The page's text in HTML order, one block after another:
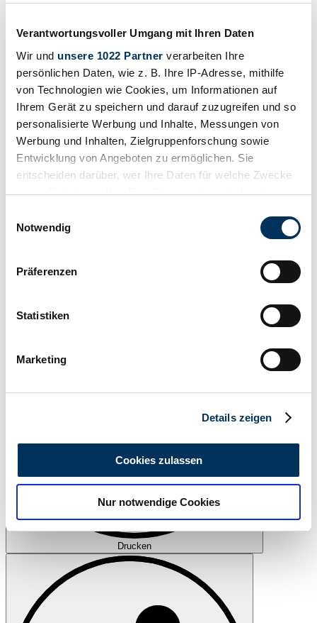
Verantwortungsvoller Umgang mit Ihren Daten
Wir und unsere 1022 Partner verarbeiten Ihre
persönlichen Daten, wie z. B. Ihre IP-Adresse, mithilfe
von Technologien wie Cookies, um Informationen auf
Ihrem Gerät zu speichern und darauf zuzugreifen und so
personalisierte Werbung und Inhalte, Messungen von
Werbung und Inhalten, Zielgruppenforschung sowie
Entwicklung von Angeboten zu ermöglichen. Sie
entscheiden darüber, wer Ihre Daten für welche Zwecke
nutzt. Sie können Ihre Einwilligung jederzeit über die
Trigger Symbol ändern oder widerrufen
Informationen über Ihre geografische Lage
können
bestimmten Merkmalen (Fingerprinting) identifizieren
Erfahren Sie mehr darüber, wie Ihre persönlichen Daten
analysieren. Außerdem geben wir Informationen zu Ihrer
Verwendung unserer Website an unsere Partner für
soziale Medien, Werbung und Analysen weiter. Unsere
Partner führen diese Informationen möglicherweise mit
weiteren Daten zusammen, die Sie ihnen bereitgestellt
haben oder die sie im Rahmen Ihrer Nutzung der Dienste
gesammelt haben.
Datenschutzerklärung
Notwendig
Präferenzen
Statistiken
Marketing
Details zeigen
Cookies zulassen
Nur notwendige Cookies
Händler
Drucken